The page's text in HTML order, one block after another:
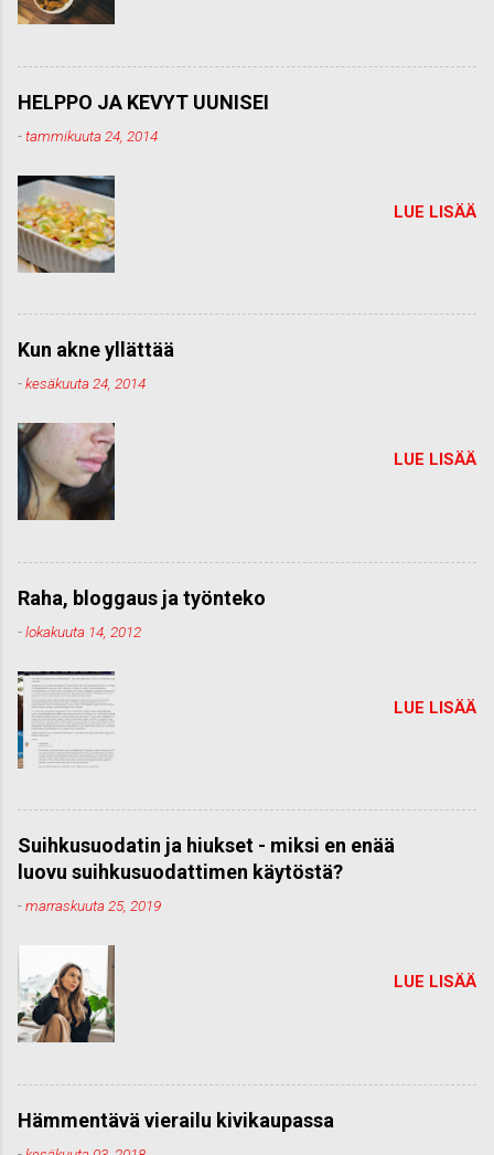
HELPPO JA KEVYT UUNISEI
-tammikuuta 24, 2014
LUE LISÄÄ
Kun akne yllättää
-kesäkuuta 24, 2014
LUE LISÄÄ
Raha, bloggaus ja työnteko
-lokakuuta 14, 2012
LUE LISÄÄ
Suihkusuodatin ja hiukset - miksi en enää
luovu suihkusuodattimen käytöstä?
-marraskuuta 25, 2019
LUE LISÄÄ
Hämmentävä vierailu kivikaupassa